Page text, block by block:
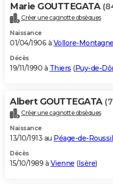
Marie GOUTTEGATA
Créer une cagnotte obsèques
Naissance
01/04/1906 à Vollore-Montagne
Décès
19/11/1990 à Thiers (Puy-de-
Albert GOUTTEGATA
Créer une cagnotte obsèques
Naissance
13/10/1913 au Péage-de-
Décès
15/10/1989 à Vienne (Isère)